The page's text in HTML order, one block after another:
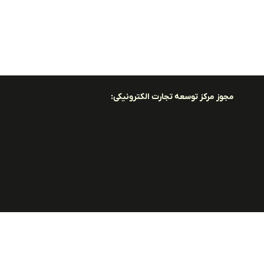
مجوز مرکز توسعه تجارت الکترونیکی: